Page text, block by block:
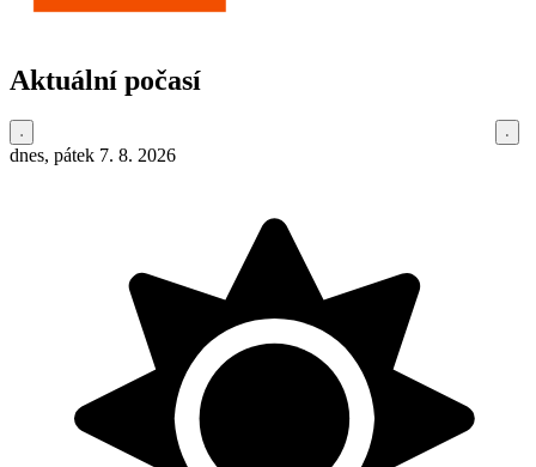
Aktuální počasí
dnes, pátek 7. 8. 2026